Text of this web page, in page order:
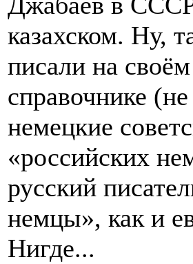
казахском. Ну,
писали на
справочнике
немецкие
«российских
русский
немцы», как и
Нигде...